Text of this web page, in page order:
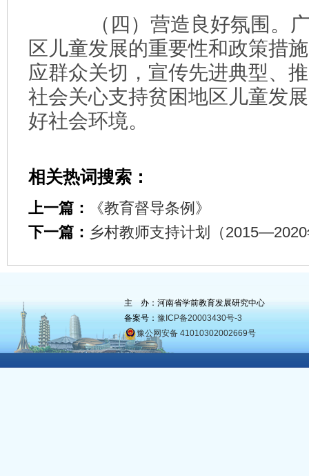
（四）营造良好氛围。广
区儿童发展的重要性和政策措
应群众关切，宣传先进典型、
社会关心支持贫困地区儿童发
好社会环境。
相关热词搜索：
上一篇：
《教育督导条例》
下一篇： 乡村教师支持计划（
主 办：河南省学前教育发展研究中心
备案号： 豫ICP备20003430号-3
豫公网安备 41010302002669号